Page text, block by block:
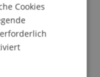
Cookies